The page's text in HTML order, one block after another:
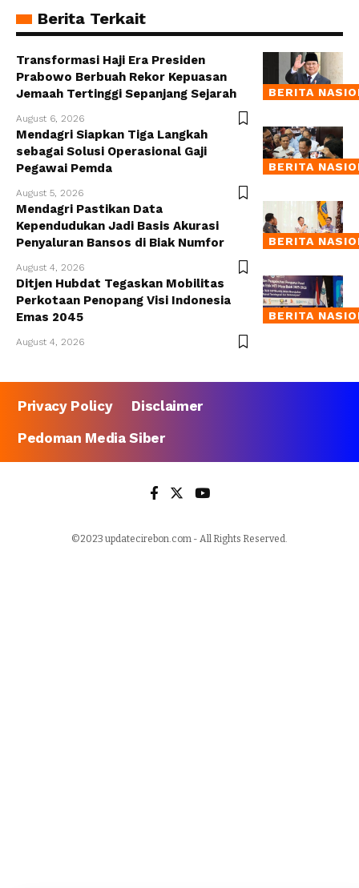
Berita Terkait
BERITA
Transformasi Haji Era Presiden
Prabowo Berbuah Rekor Kepuasan
Jemaah Tertinggi Sepanjang Sejarah
August 6, 2026
BERITA
Mendagri Siapkan Tiga Langkah
sebagai Solusi Operasional Gaji
Pegawai Pemda
August 5, 2026
BERITA
Mendagri Pastikan Data
Kependudukan Jadi Basis Akurasi
Penyaluran Bansos di Biak Numfor
August 4, 2026
BERITA
Ditjen Hubdat Tegaskan Mobilitas
Perkotaan Penopang Visi Indonesia
Emas 2045
August 4, 2026
Privacy Policy
Disclaimer
Pedoman Media Siber
©2023 updatecirebon.com - All Rights Reserved.